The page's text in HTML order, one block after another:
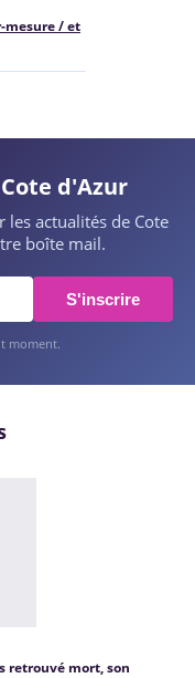
mesure / et
d'Azur
actualités de Cote
boîte mail.
S'inscrire
moment.
retrouvé mort, son